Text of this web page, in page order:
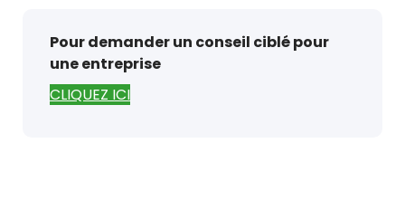
Pour demander un conseil ciblé pour
une entreprise
CLIQUEZ ICI